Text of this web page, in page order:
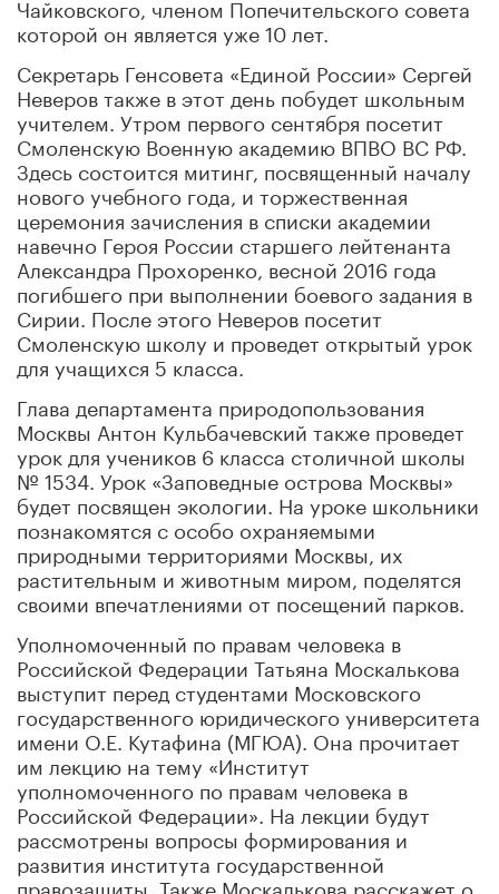
Чайковского, членом Попечительского совета
которой он является уже 10 лет.
Секретарь Генсовета «Единой России» Сергей
Неверов также в этот день побудет школьным
учителем. Утром первого сентября посетит
Смоленскую Военную академию ВПВО ВС РФ.
Здесь состоится митинг, посвященный началу
нового учебного года, и торжественная
церемония зачисления в списки академии
навечно Героя России старшего лейтенанта
Александра Прохоренко, весной 2016 года
погибшего при выполнении боевого задания в
Сирии. После этого Неверов посетит
Смоленскую школу и проведет открытый урок
для учащихся 5 класса.
Глава департамента природопользования
Москвы Антон Кульбачевский также проведет
урок для учеников 6 класса столичной школы
№ 1534. Урок «Заповедные острова Москвы»
будет посвящен экологии. На уроке школьники
познакомятся с особо охраняемыми
природными территориями Москвы, их
растительным и животным миром, поделятся
своими впечатлениями от посещений парков.
Уполномоченный по правам человека в
Российской Федерации Татьяна Москалькова
выступит перед студентами Московского
государственного юридического университета
имени О.Е. Кутафина (МГЮА). Она прочитает
им лекцию на тему «Институт
уполномоченного по правам человека в
Российской Федерации». На лекции будут
рассмотрены вопросы формирования и
развития института государственной
правозащиты. Также Москалькова расскажет о